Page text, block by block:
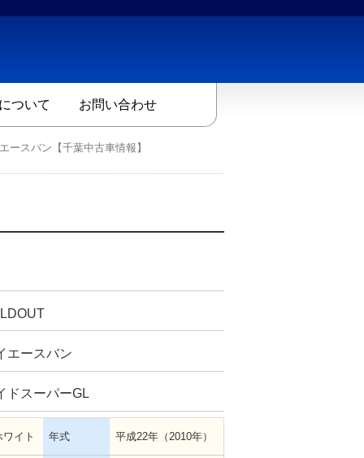
ついて お問い合わせ
ースバン【千葉中古車情報】
エースバン
ドスーパーGL
イト 年式 平成22年（2010年）